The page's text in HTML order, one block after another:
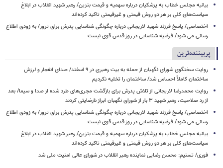
بیانیه مجلس خطاب به پزشکیان درباره سهمیه و قیمت بنزین/ رهبر شهید انقلاب در ابلاغ
سیاست‌های کلی بر هر دو روش قیمتی و غیرقیمتی تاکید کرده‌اند
اختصاصی/ پاسخ فرزند شهید لاریجانی درباره چگونگی شناسایی پدرش برای ترور/ به زودی اطلاع
رسانی می شود/ فرضیه شناسایی در روز قدس قوی نیست
پربیننده‌ترین
روایت سخنگوی شورای نگهبان از حمله به بیت رهبری در ۹ اسفند/ صدای انفجار و لرزش
ساختمان کاملاً احساس شد/ ساختمان را تخلیه نکردیم
روایت محمدرضا لاریجانی از تلاش پدرش برای بازگشت مجری‌های طرد شده از صدا و سیما/ بعد
از رد صلاحیت، رهبر شهید ۳ بار از شورای نگهبان ابراز نارضایتی کردند
اختصاصی/ پاسخ فرزند شهید لاریجانی درباره چگونگی شناسایی پدرش برای ترور/ به زودی اطلاع
رسانی می شود/ فرضیه شناسایی در روز قدس قوی نیست
بیانیه مجلس خطاب به پزشکیان درباره سهمیه و قیمت بنزین/ رهبر شهید انقلاب در ابلاغ
سیاست‌های کلی بر هر دو روش قیمتی و غیرقیمتی تاکید کرده‌اند
فوری/ تسنیم: محسن رضایی نماینده رهبر انقلاب در شورای عالی امنیت ملی شد